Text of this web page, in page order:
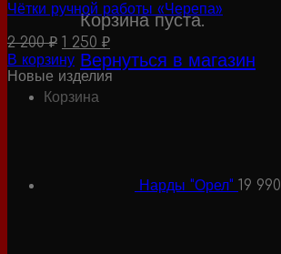
Корзина пуста.
Вернуться в магазин
Корзина
Чётки ручной работы «Черепа»
2 200₽ Первоначальная
цена
составляла
200 ₽.
1 250 ₽Текущая
цена:
1
В корзину
Новые изделия
Нарды "Орел" 19 990